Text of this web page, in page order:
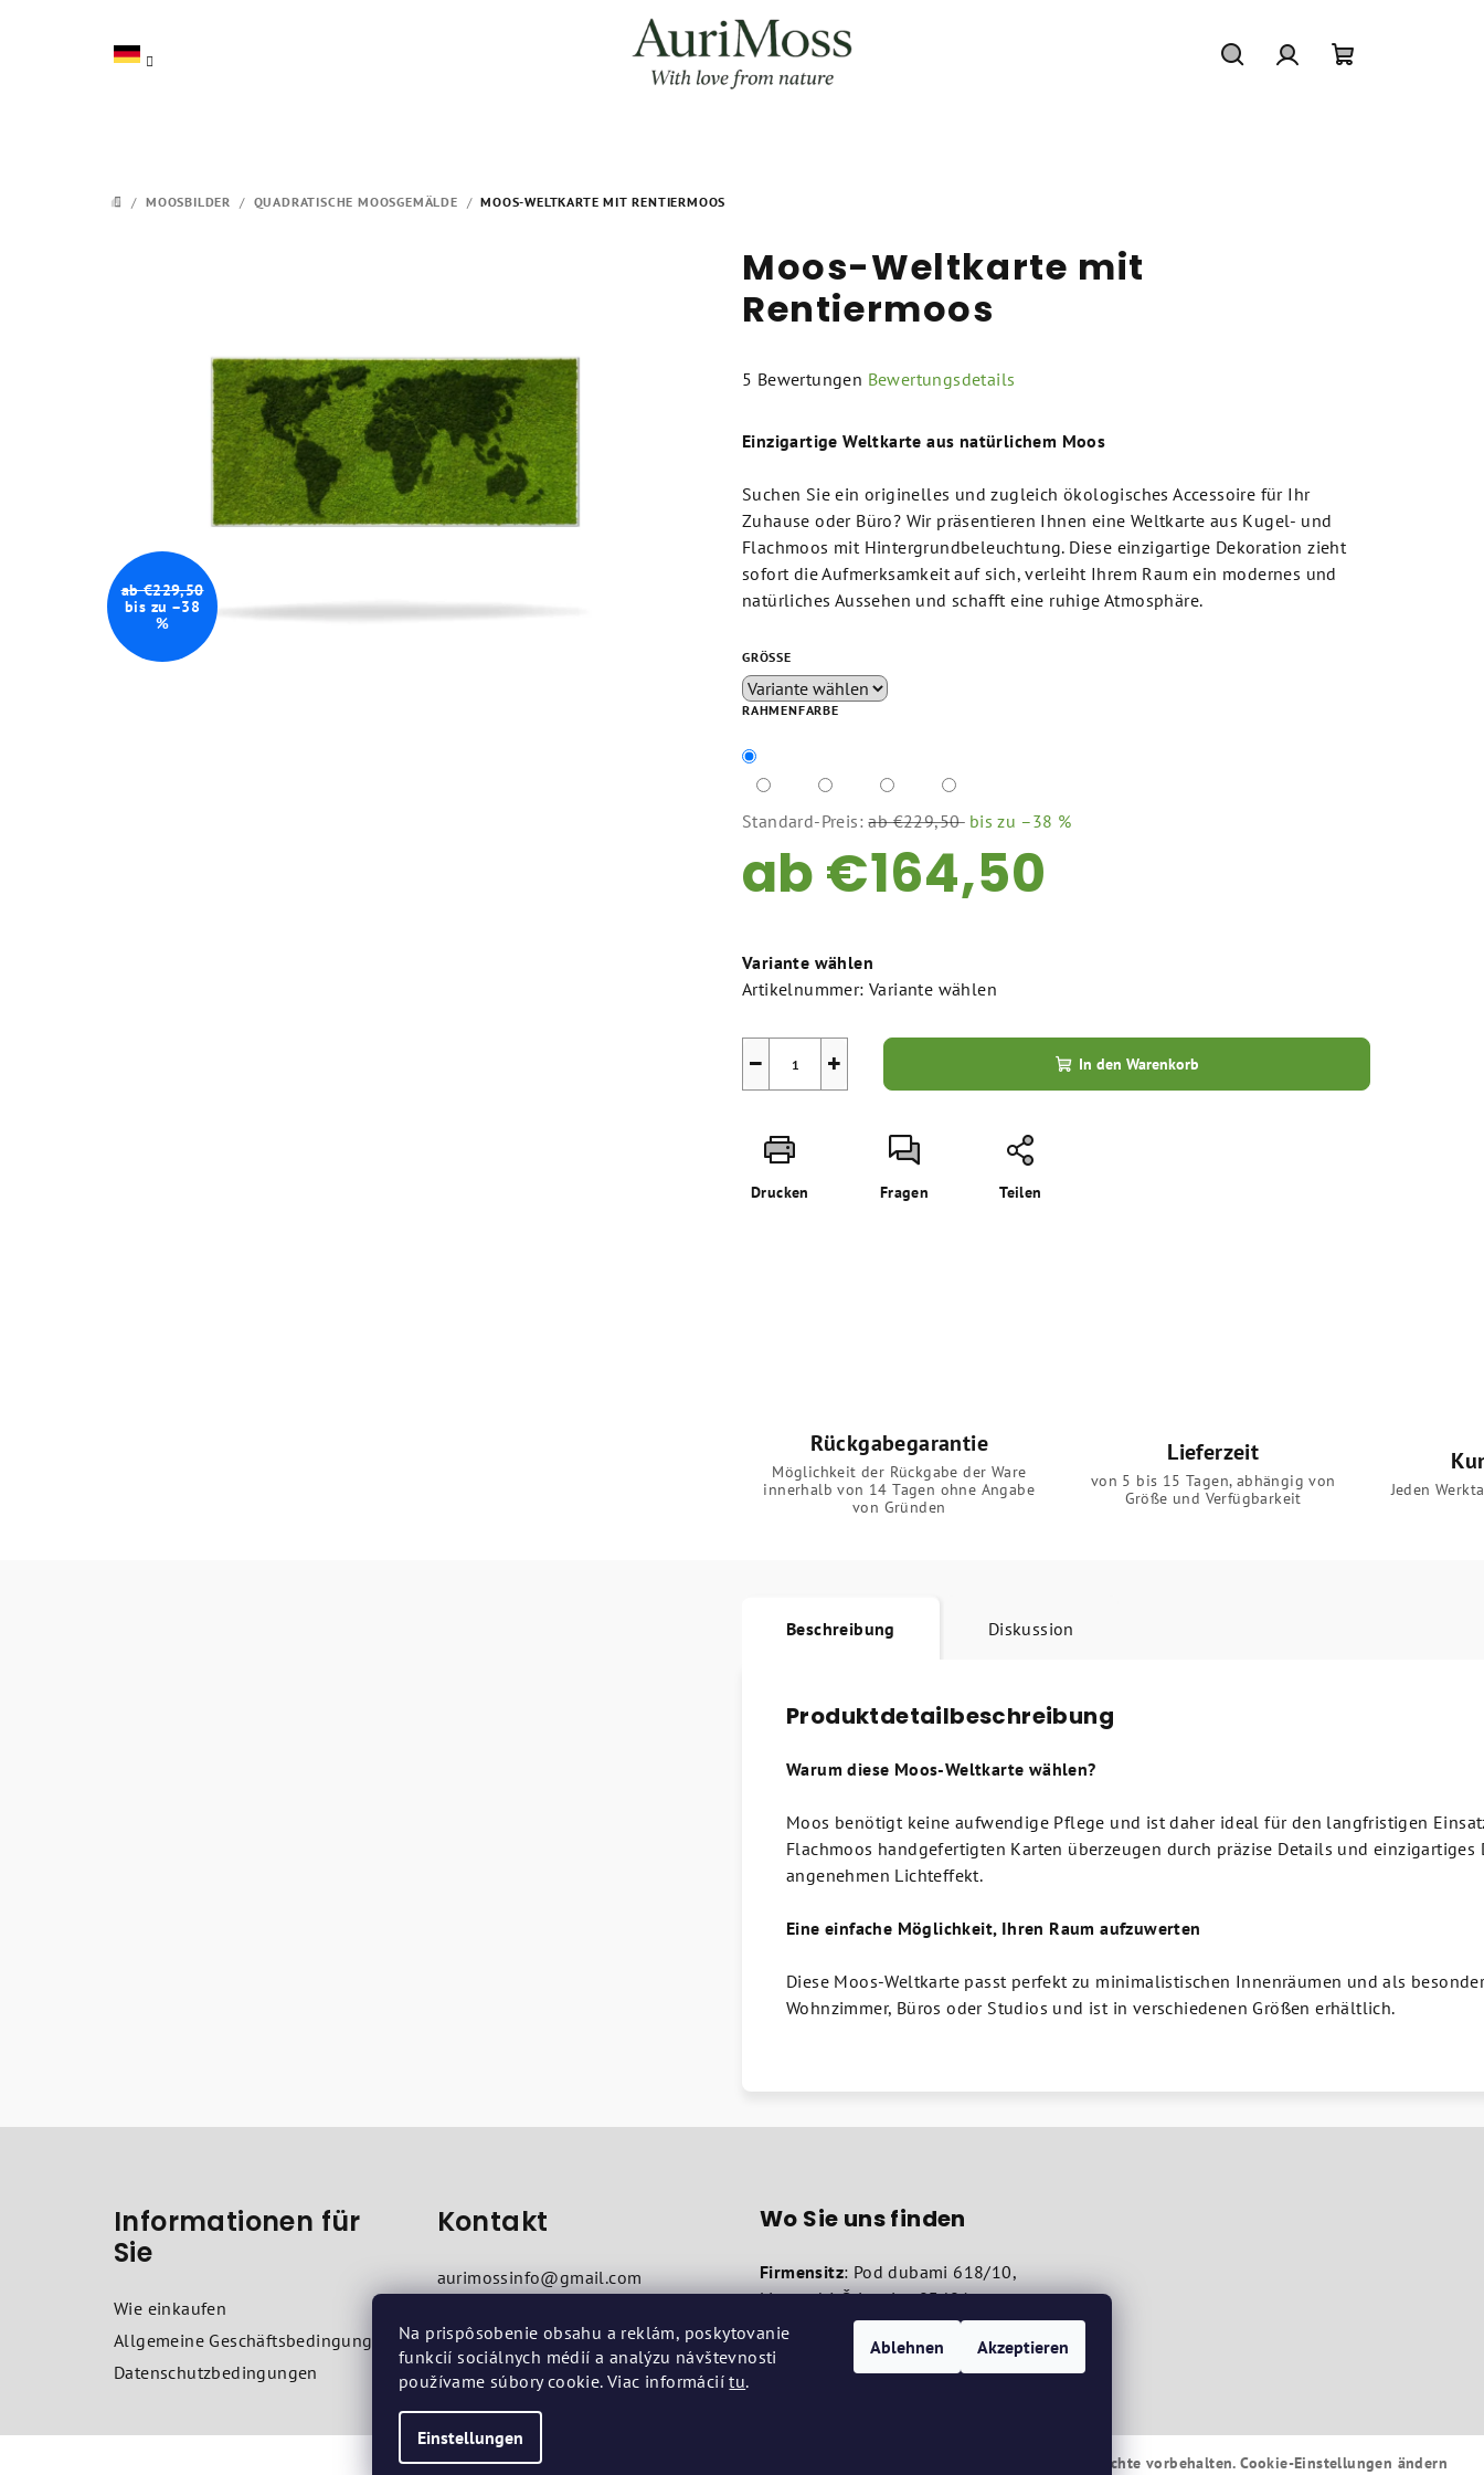
Na prispôsobenie obsahu a reklám, poskytovanie
funkcií sociálnych médií a analýzu návštevnosti
používame súbory cookie. Viac informáciítu.
Einstellungen
Ablehnen Akzeptieren
STARTSEITE
/ MOOSBILDER / QUADRATISCHE MOOSGEMÄLDE / MOOS-WELTKARTE MIT RENTIERMOOS
Moos-Weltkarte mit
Rentiermoos
Die
Produktbewertung
5,0
von
5
Sternen.
5 Bewertungen Bewertungsdetails
Einzigartige Weltkarte aus natürlichem Moos
Suchen Sie ein originelles und zugleich ökologisches Accessoire für Ihr
Zuhause oder Büro? Wir präsentieren Ihnen eine Weltkarte aus Kugel- und
Flachmoos mit Hintergrundbeleuchtung. Diese einzigartige Dekoration zieht
sofort die Aufmerksamkeit auf sich, verleiht Ihrem Raum ein modernes und
natürliches Aussehen und schafft eine ruhige Atmosphäre.
GRÖSSE
RAHMENFARBE
Standard-Preis: ab €229,50 bis zu –38 %
ab€164,50
Variante wählen
Artikelnummer: Variante wählen
+
− In den Warenkorb
Drucken Fragen Teilen
ab €229,50
bis zu –38
%
Rückgabegarantie
Möglichkeit der Rückgabe der Ware
innerhalb von 14 Tagen ohne Angabe
von Gründen
Lieferzeit
von 5 bis 15 Tagen, abhängig von
Größe und Verfügbarkeit
Jeden
Beschreibung Diskussion
Produktdetailbeschreibung
Warum diese Moos-Weltkarte wählen?
Moos benötigt keine aufwendige Pflege und ist daher ideal für den langfristigen
Flachmoos handgefertigten Karten überzeugen durch präzise Details und
angenehmen Lichteffekt.
Eine einfache Möglichkeit, Ihren Raum aufzuwerten
Diese Moos-Weltkarte passt perfekt zu minimalistischen Innenräumen und als
Wohnzimmer, Büros oder Studios und ist in verschiedenen Größen erhältlich.
e
Informationen für
Sie
Wie einkaufen
Allgemeine Geschäftsbedingungen
Datenschutzbedingungen
Kontakt
aurimossinfo@gmail.com
Wo Sie uns finden
Firmensitz: Pod dubami 618/10,
Liptovská Štiavnica 03401
Betriebsstätte: Vojenská 14, Košice
04001
. Alle Rechte vorbehalten.Cookie-Einstellungen ändern